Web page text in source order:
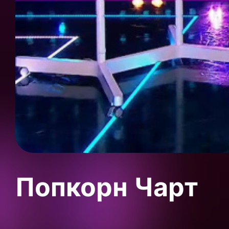
Попкорн Чарт